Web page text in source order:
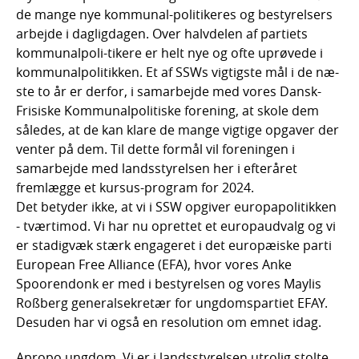
de mange nye kommunal-politikeres og bestyrelsers
arbejde i dagligdagen. Over halvdelen af partiets
kommunalpoli-tikere er helt nye og ofte uprøvede i
kommunalpolitikken. Et af SSWs vigtigste mål i de næ-
ste to år er derfor, i samarbejde med vores Dansk-
Frisiske Kommunalpolitiske forening, at skole dem
således, at de kan klare de mange vigtige opgaver der
venter på dem. Til dette formål vil foreningen i
samarbejde med landsstyrelsen her i efteråret
fremlægge et kursus-program for 2024.
Det betyder ikke, at vi i SSW opgiver europapolitikken
- tværtimod. Vi har nu oprettet et europaudvalg og vi
er stadigvæk stærk engageret i det europæiske parti
European Free Alliance (EFA), hvor vores Anke
Spoorendonk er med i bestyrelsen og vores Maylis
Roßberg generalsekretær for ungdomspartiet EFAY.
Desuden har vi også en resolution om emnet idag.